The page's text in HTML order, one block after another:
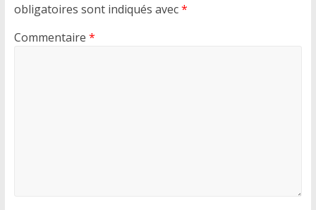
obligatoires sont indiqués avec*
Commentaire *